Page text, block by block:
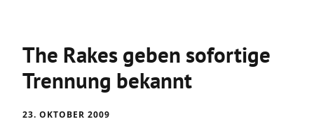
The Rakes geben sofortige
Trennung bekannt
23. OKTOBER 2009